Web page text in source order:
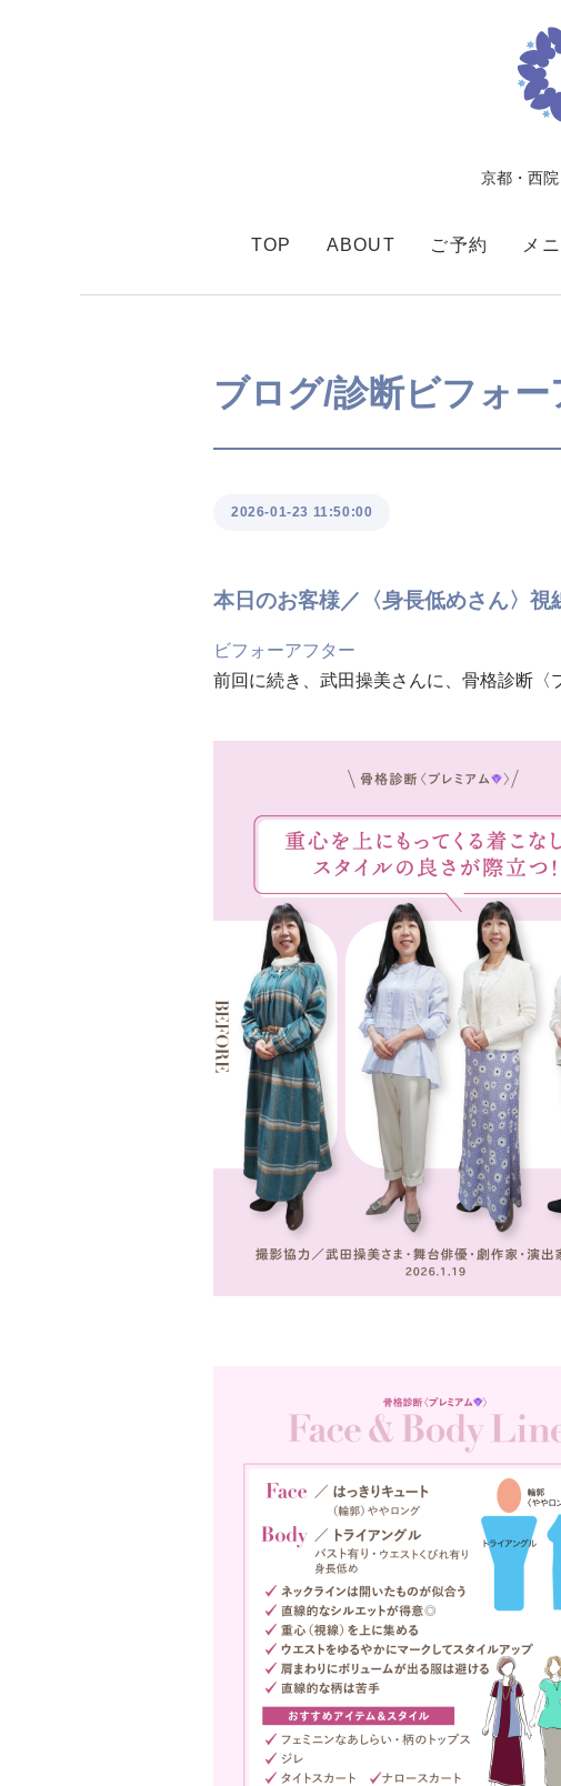
京都・西
TOP ABOUT ご予約 メ
ブログ/診断ビフォー
2026-01-23 11:50:00
本日のお客様／〈身長低めさん〉視
ビフォーアフター
前回に続き、武田操美さんに、骨格診断